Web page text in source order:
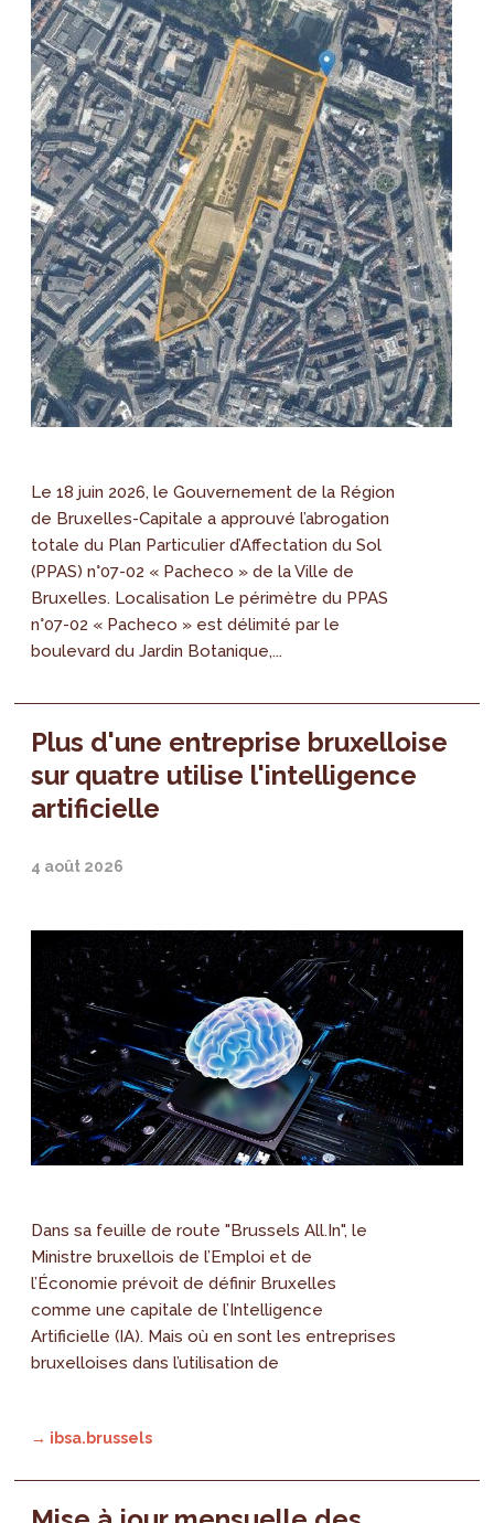
Le 18 juin 2026, le Gouvernement de la Région
de Bruxelles-Capitale a approuvé l’abrogation
totale du Plan Particulier d’Affectation du Sol
(PPAS) n°07-02 « Pacheco » de la Ville de
Bruxelles. Localisation Le périmètre du PPAS
n°07-02 « Pacheco » est délimité par le
boulevard du Jardin Botanique,...
Plus d'une entreprise bruxelloise
sur quatre utilise l'intelligence
artificielle
4 août 2026
Dans sa feuille de route "Brussels All.In", le
Ministre bruxellois de l’Emploi et de
l’Économie prévoit de définir Bruxelles
comme une capitale de l’Intelligence
Artificielle (IA). Mais où en sont les entreprises
bruxelloises dans l’utilisation de
→ ibsa.brussels